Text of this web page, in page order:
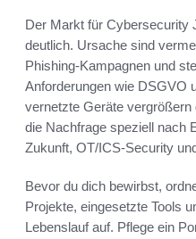
Der Markt für Cybersecurity
deutlich. Ursache sind
Phishing-Kampagnen und
Anforderungen wie DSGVO
vernetzte Geräte vergrößern
die Nachfrage speziell nach
Zukunft, OT/ICS-Security
Bevor du dich bewirbst,
Projekte, eingesetzte Tools
Lebenslauf auf. Pflege ein